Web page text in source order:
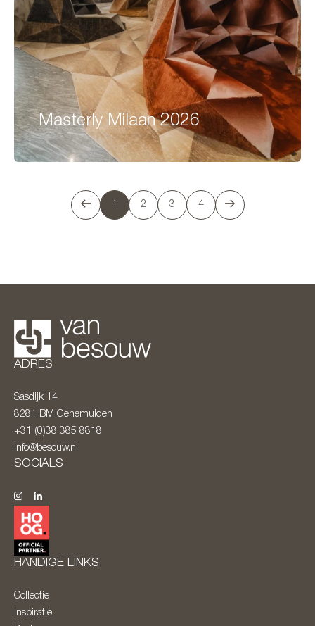
Masterly Milaan 2026
1 2 3 4
ADRES
Sasdijk 14
8281 BM Genemuiden
+31 (0)38 385 8818
info@besouw.nl
SOCIALS
HANDIGE LINKS
Collectie
Inspiratie